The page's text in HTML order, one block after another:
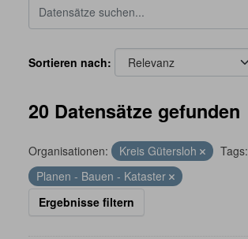
Sortieren nach
20 Datensätze gefunden
Organisationen: Kreis Gütersloh Tags:
Planen - Bauen - Kataster
Ergebnisse filtern